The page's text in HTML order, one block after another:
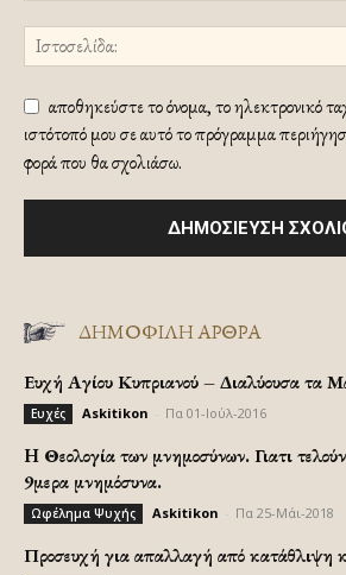
αποθηκεύστε το όνομα, το ηλεκτρονικό
ιστότοπό μου σε αυτό το πρόγραμμα
φορά που θα σχολιάσω.
ΔΗΜΟΦΙΛΗ ΑΡΘΡΑ
Ευχή Αγίου Κυπριανού – Διαλύουσα τα
Ευχές Askitikon Πα 01-Ιούλ-2016
H Θεολογία των μνημοσύνων. Γιατι
9μερα μνημόσυνα.
Ωφέλημα Ψυχής Askitikon Πα 25-Μάι-2018
Προσευχή για απαλλαγή από κατάθλιψη